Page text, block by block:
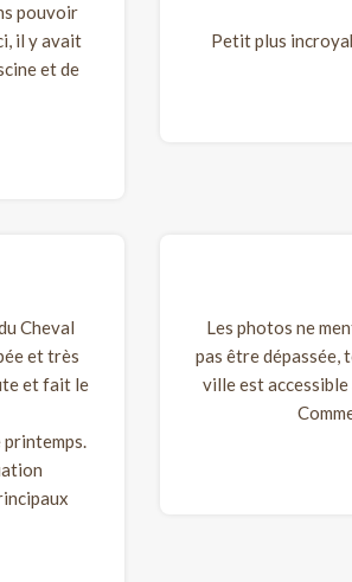
pouvoir
il y avait
et de
Petit plus
Cheval
et très
et fait le
Les photos ne
pas être dépassée,
ville est